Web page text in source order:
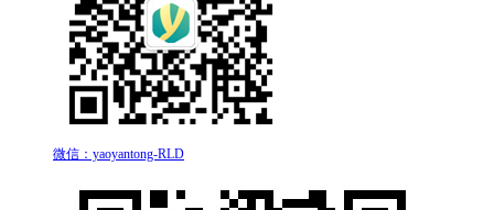
微信：yaoyantong-RLD